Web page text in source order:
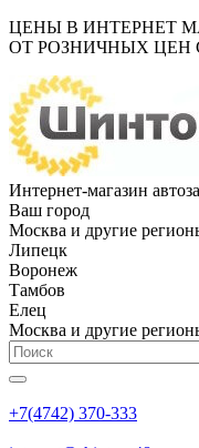
ЦЕНЫ В ИНТЕРНЕТ
ОТ РОЗНИЧНЫХ ЦЕН
Интернет-магазин
Ваш город
Москва и другие
Липецк
Воронеж
Тамбов
Елец
Москва и другие
+7(4742) 370-333